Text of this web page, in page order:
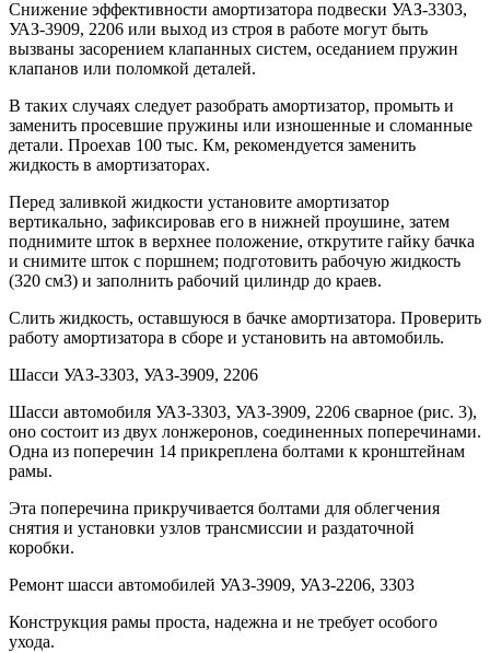
Снижение эффективности амортизатора подвески УАЗ-3303,
УАЗ-3909, 2206 или выход из строя в работе могут быть
вызваны засорением клапанных систем, оседанием пружин
клапанов или поломкой деталей.
В таких случаях следует разобрать амортизатор, промыть и
заменить просевшие пружины или изношенные и сломанные
детали. Проехав 100 тыс. Км, рекомендуется заменить
жидкость в амортизаторах.
Перед заливкой жидкости установите амортизатор
вертикально, зафиксировав его в нижней проушине, затем
поднимите шток в верхнее положение, открутите гайку бачка
и снимите шток с поршнем; подготовить рабочую жидкость
(320 см3) и заполнить рабочий цилиндр до краев.
Слить жидкость, оставшуюся в бачке амортизатора. Проверить
работу амортизатора в сборе и установить на автомобиль.
Шасси УАЗ-3303, УАЗ-3909, 2206
Шасси автомобиля УАЗ-3303, УАЗ-3909, 2206 сварное (рис. 3),
оно состоит из двух лонжеронов, соединенных поперечинами.
Одна из поперечин 14 прикреплена болтами к кронштейнам
рамы.
Эта поперечина прикручивается болтами для облегчения
снятия и установки узлов трансмиссии и раздаточной
коробки.
Ремонт шасси автомобилей УАЗ-3909, УАЗ-2206, 3303
Конструкция рамы проста, надежна и не требует особого
ухода.